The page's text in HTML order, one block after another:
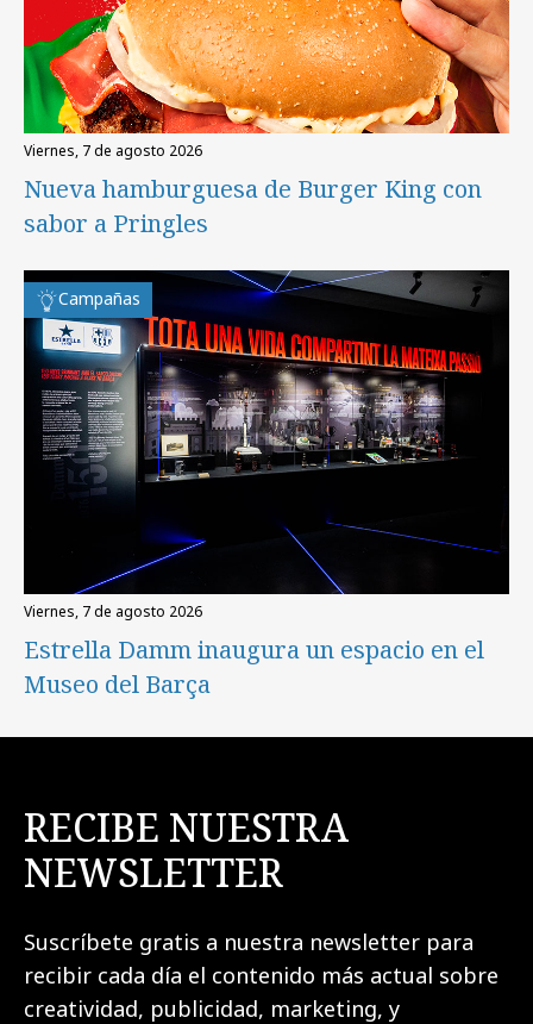
viernes, 7 de agosto 2026
Nueva hamburguesa de Burger King con
sabor a Pringles
Campañas
viernes, 7 de agosto 2026
Estrella Damm inaugura un espacio en el
Museo del Barça
RECIBE NUESTRA
NEWSLETTER
Suscríbete gratis a nuestra newsletter para
recibir cada día el contenido más actual sobre
creatividad, publicidad, marketing, y